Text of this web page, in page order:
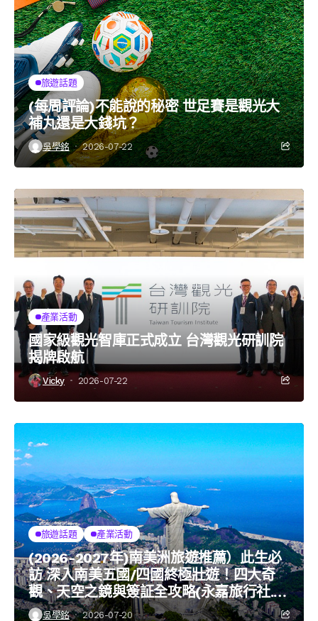
旅遊話題
(每周評論)不能說的秘密 世足賽是觀光大
補丸還是大錢坑？
吳學銘 2026-07-22
產業活動
國家級觀光智庫正式成立 台灣觀光研訓院
揭牌啟航
Vicky 2026-07-22
旅遊話題 產業活動
(2026-2027年)南美洲旅遊推薦）此生必
訪 深入南美五國/四國終極壯遊！四大奇
觀、天空之鏡與簽証全攻略(永嘉旅行社.大
嘴鳥旅遊)
吳學銘 2026-07-20